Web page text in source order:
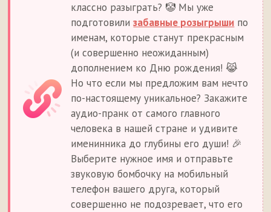
классно разыграть? 🤡 Мы уже
подготовилизабавные розыгрыши по
именам, которые станут прекрасным
(и совершенно неожиданным)
дополнением ко Дню рождения! 😹
Но что если мы предложим вам нечто
по-настоящему уникальное? Закажите
аудио-пранк от самого главного
человека в нашей стране и удивите
именинника до глубины его души! 🎉
Выберите нужное имя и отправьте
звуковую бомбочку на мобильный
телефон вашего друга, который
совершенно не подозревает, что его